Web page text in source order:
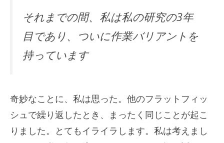
それまでの間、私は私の研究の3年
目であり、ついに作業バリアントを
持っています
奇妙なことに、私は思った。他のフラットフィッ
シュで繰り返したとき、まったく同じことが起こ
りました。とてもイライラします。私は考えまし